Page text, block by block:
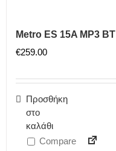
Metro ES 15A MP3 BT
€259.00
Προσθήκη
στο
καλάθι
Compare